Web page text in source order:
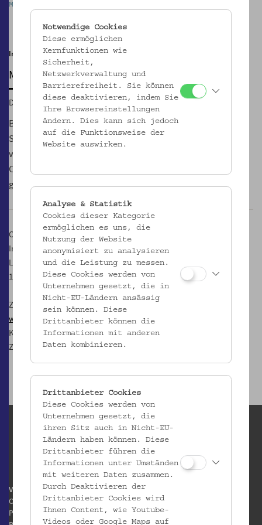
Mostothek im Volkskundemuseum Wien
Im Innenhof | noch bis 29.10.
MOSTOTHEK
Di, 04.12.2018, 17:00 – 21:00
Bei der GeSOKS, Gesellschaft für Streuobstkulturen und
Supplementäres, Wiens erstem und einzigen Mostverein,
werden jeden Dienstag von 17.00 bis 21.00 Uhr Säfte, Moste,
Cider und Sprudelvarianten aus Äpfeln und Birnen
geschmacklich verhandelt.
Ort:
Innenhof des Volkskundemuseum Wien
Laudongasse Tor 19
1080 Wien
Zur
Mostothek im Volkskundemuseum Wien
www.gesoks.net
Kontakt:
most@gesoks.net
Zudem findet man die GeSOKS auf
Volkskundemuseum Wien
Otto Wagner Areal
Pavillon 1
Notwendige Cookies
Diese ermöglichen
Kernfunktionen wie
Sicherheit,
Netzwerkverwaltung und
Barrierefreiheit. Sie können
diese deaktivieren, indem Sie
Ihre Browsereinstellungen
ändern. Dies kann sich jedoch
auf die Funktionsweise der
Website auswirken.
Analyse & Statistik
Cookies dieser Kategorie
ermöglichen es uns, die
Nutzung der Website
anonymisiert zu analysieren
und die Leistung zu messen.
Diese Cookies werden von
Unternehmen gesetzt, die in
Nicht-EU-Ländern ansässig
sein können. Diese
Drittanbieter können die
Informationen mit anderen
Daten kombinieren.
Drittanbieter Cookies
Diese Cookies werden von
Unternehmen gesetzt, die
ihren Sitz auch in Nicht-EU-
Ländern haben können. Diese
Drittanbieter führen die
Informationen unter Umständen
mit weiteren Daten zusammen.
Durch Deaktivieren der
Drittanbieter Cookies wird
Ihnen Content, wie Youtube-
Videos oder Google Maps auf